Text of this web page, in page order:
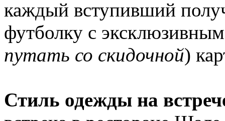
каждый вступивший
футболку с
путать со скидочной)
Стиль одежды на